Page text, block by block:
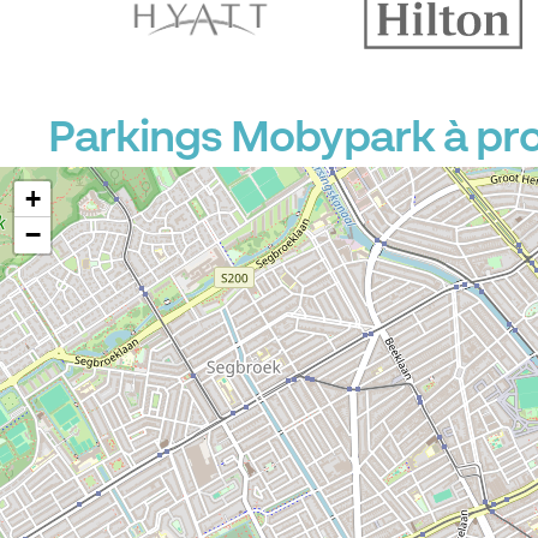
Parkings Mobypark à
P
+
−